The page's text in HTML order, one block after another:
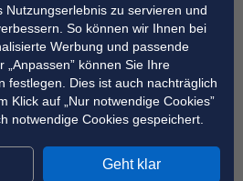
Nutzungserlebnis zu servieren und
So können wir Ihnen bei
Werbung und passende
können Sie Ihre
festlegen. Dies ist auch nachträglich
Klick auf „Nur notwendige Cookies”
notwendige Cookies gespeichert.
Geht klar